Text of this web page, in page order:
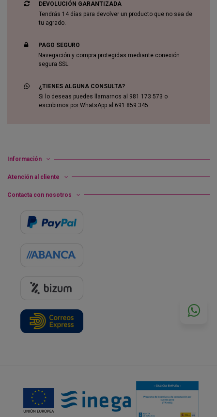
DEVOLUCIÓN GARANTIZADA
Tendrás 14 días para devolver un producto que no sea de
tu agrado.
PAGO SEGURO
Navegación y compra protegidas mediante conexión
segura SSL.
¿TIENES ALGUNA CONSULTA?
Si lo deseas puedes llamarnos al 981 173 573 o
escribirnos por WhatsApp al 691 859 345.
Información
Atención al cliente
Contacta con nosotros